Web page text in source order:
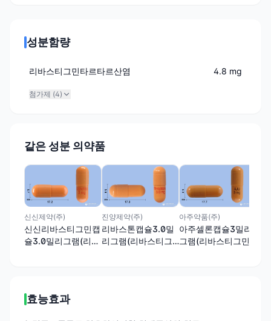
성분함량
리바스티그민타르타르산염 4.8 mg
첨가제 (4)
같은 성분 의약품
신신제약(주)
신신리바스티그민캡
슐3.0밀리그램(리바
진양제약(주)
리바스톤캡슐3.0밀
리그램(리바스티그
아주약품(주)
아주셀론캡슐3밀리
그램(리바스티그민
효능효과